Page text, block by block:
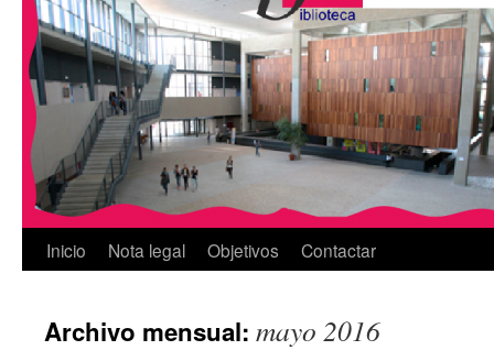
Inicio Nota legal Objetivos Contactar
Archivo mensual: mayo 2016